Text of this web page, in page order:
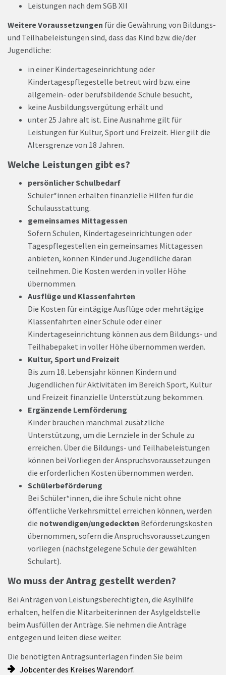
Leistungen nach dem SGB XII
Weitere Voraussetzungen für die Gewährung von Bildungs-
und Teilhabeleistungen sind, dass das Kind bzw. die/der
Jugendliche:
in einer Kindertageseinrichtung oder
Kindertagespflegestelle betreut wird bzw. eine
allgemein- oder berufsbildende Schule besucht,
keine Ausbildungsvergütung erhält und
unter 25 Jahre alt ist. Eine Ausnahme gilt für
Leistungen für Kultur, Sport und Freizeit. Hier gilt die
Altersgrenze von 18 Jahren.
Welche Leistungen gibt es?
persönlicher Schulbedarf
Schüler*innen erhalten finanzielle Hilfen für die
Schulausstattung.
gemeinsames Mittagessen
Sofern Schulen, Kindertageseinrichtungen oder
Tagespflegestellen ein gemeinsames Mittagessen
anbieten, können Kinder und Jugendliche daran
teilnehmen. Die Kosten werden in voller Höhe
übernommen.
Ausflüge und Klassenfahrten
Die Kosten für eintägige Ausflüge oder mehrtägige
Klassenfahrten einer Schule oder einer
Kindertageseinrichtung können aus dem Bildungs- und
Teilhabepaket in voller Höhe übernommen werden.
Kultur, Sport und Freizeit
Bis zum 18. Lebensjahr können Kindern und
Jugendlichen für Aktivitäten im Bereich Sport, Kultur
und Freizeit finanzielle Unterstützung bekommen.
Ergänzende Lernförderung
Kinder brauchen manchmal zusätzliche
Unterstützung, um die Lernziele in der Schule zu
erreichen. Über die Bildungs- und Teilhabeleistungen
können bei Vorliegen der Anspruchsvoraussetzungen
die erforderlichen Kosten übernommen werden.
Schülerbeförderung
Bei Schüler*innen, die ihre Schule nicht ohne
öffentliche Verkehrsmittel erreichen können, werden
die notwendigen/ungedeckten Beförderungskosten
übernommen, sofern die Anspruchsvoraussetzungen
vorliegen (nächstgelegene Schule der gewählten
Schulart).
Wo muss der Antrag gestellt werden?
Bei Anträgen von Leistungsberechtigten, die Asylhilfe
erhalten, helfen die Mitarbeiterinnen der Asylgeldstelle
beim Ausfüllen der Anträge. Sie nehmen die Anträge
entgegen und leiten diese weiter.
Die benötigten Antragsunterlagen finden Sie beim
Jobcenter des Kreises Warendorf.